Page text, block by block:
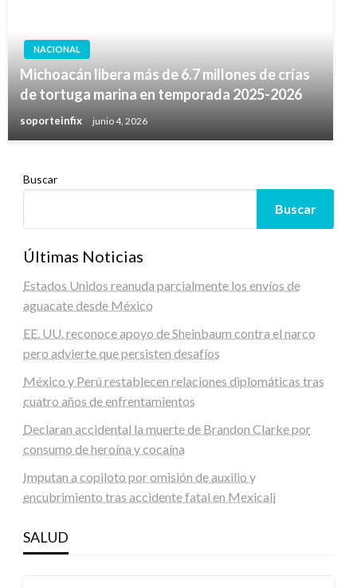
NACIONAL
Michoacán libera más de 6.7 millones de crías
de tortuga marina en temporada 2025-2026
soporteinfix junio 4, 2026
Buscar
Buscar
Últimas Noticias
Estados Unidos reanuda parcialmente los envíos de
aguacate desde México
EE. UU. reconoce apoyo de Sheinbaum contra el narco
pero advierte que persisten desafíos
México y Perú restablecen relaciones diplomáticas tras
cuatro años de enfrentamientos
Declaran accidental la muerte de Brandon Clarke por
consumo de heroína y cocaína
Imputan a copiloto por omisión de auxilio y
encubrimiento tras accidente fatal en Mexicali
SALUD